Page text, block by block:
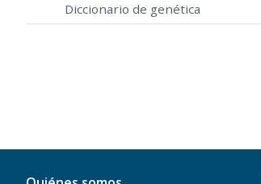
Diccionario de genética